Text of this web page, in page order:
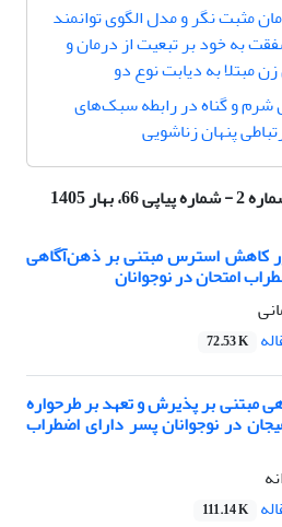
مثبت نگر و مدل الگوی توانمند
به خود بر تبعیت از درمان و
مبتلا به دیابت نوع دو
و گناه در رابطه سبک‌های
پنهان زناشویی
کاهش استرس مبتنی بر ذهن‌آگاهی
امتحان در نوجوانان
72.53 K
مبتنی بر پذیرش و تعهد بر طرحواره
در نوجوانان پسر دارای اضطراب
111.14 K